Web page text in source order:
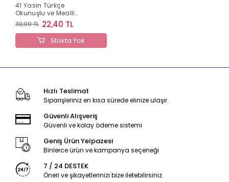
41 Yasin Türkçe
Okunuşlu ve Mealli
(Çanta Boy Yasin-
004)
32,00 TL 22,40 TL
Stokta Yok
Hızlı Teslimat
Siparişleriniz en kısa sürede elinize ulaşır.
Güvenli Alışveriş
Güvenli ve kolay ödeme sistemi
Geniş Ürün Yelpazesi
Binlerce ürün ve kampanya seçeneği
7 / 24 DESTEK
Öneri ve şikayetlerinizi bize iletebilirsiniz.